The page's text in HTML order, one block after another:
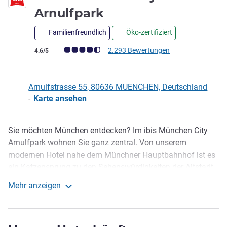
Arnulfpark
Familienfreundlich Öko-zertifiziert
Note Kundenmeinungen (Bewertung ALL)
4.6/5 2.293 Bewertungen
Arnulfstrasse 55, 80636 MUENCHEN, Deutschland
- Karte ansehen
Beschreibung
Sie möchten München entdecken? Im ibis München City
Arnulfpark wohnen Sie ganz zentral. Von unserem
modernen Hotel nahe dem Münchner Hauptbahnhof ist es
reichhaltigen Frühstücksbuffet mit Waffeln und selbst
Mehr anzeigen